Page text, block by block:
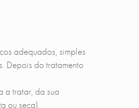
adequados, simples
Depois do tratamento
a tratar, da sua
ou seca).